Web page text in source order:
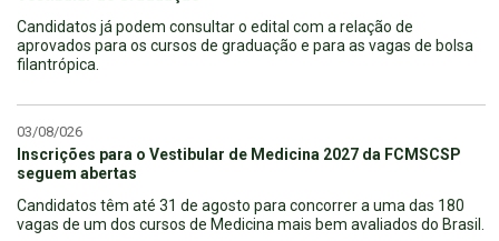
Candidatos já podem consultar o edital com a relação de
aprovados para os cursos de graduação e para as vagas de bolsa
filantrópica.
03/08/026
Inscrições para o Vestibular de Medicina 2027 da FCMSCSP
seguem abertas
Candidatos têm até 31 de agosto para concorrer a uma das 180
vagas de um dos cursos de Medicina mais bem avaliados do Brasil.